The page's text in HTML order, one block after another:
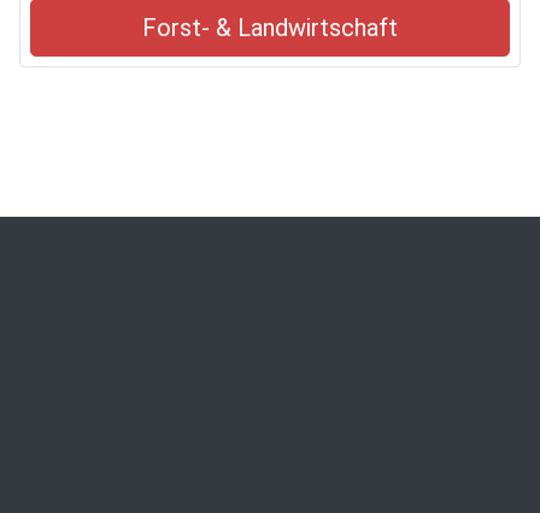
Forst- & Landwirtschaft